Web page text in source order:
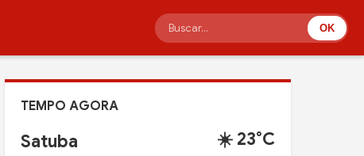
OK
TEMPO AGORA
Satuba ☀️ 23°C